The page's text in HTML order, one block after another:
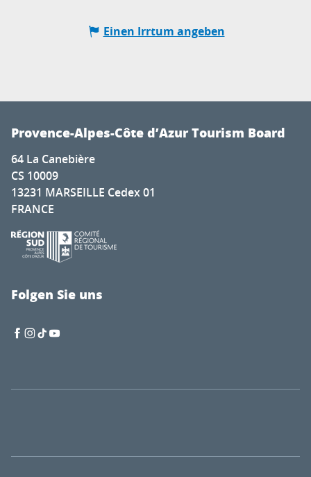
Einen Irrtum angeben
Provence-Alpes-Côte d’Azur Tourism Board
64 La Canebière
CS 10009
13231 MARSEILLE Cedex 01
FRANCE
Folgen Sie uns